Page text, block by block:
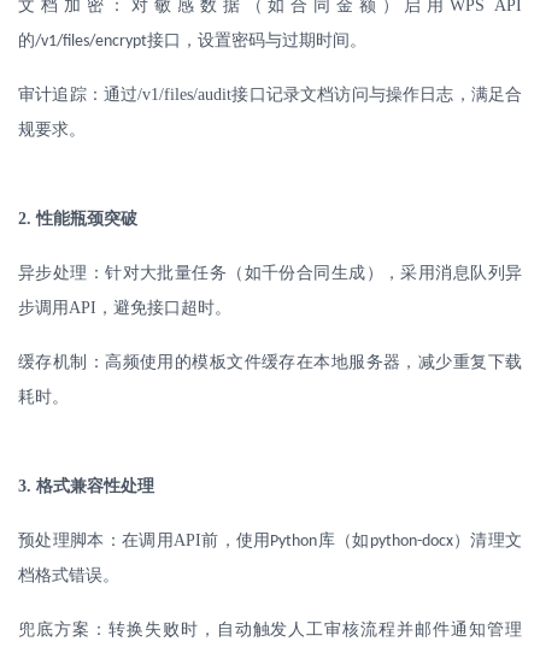
文档加密：对敏感数据（如合同金额）启用WPS API
的/v1/files/encrypt接口，设置密码与过期时间。
审计追踪：通过/v1/files/audit接口记录文档访问与操作日志，满足合
规要求。
2.性能瓶颈突破
异步处理：针对大批量任务（如千份合同生成），采用消息队列异
步调用API ，避免接口超时。
缓存机制：高频使用的模板文件缓存在本地服务器，减少重复下载
耗时。
3. 格式兼容性处理
预处理脚本：在调用API前，使用 Python库（如 python-docx）清理文
档格式错误。
兜底方案：转换失败时，自动触发人工审核流程并邮件通知管理